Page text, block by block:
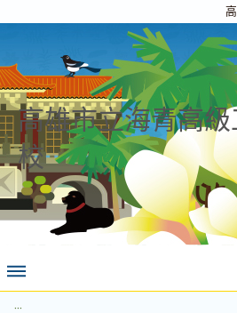
高雄市立海青高
校